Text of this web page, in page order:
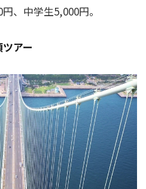
、中学生5,000円。
アー